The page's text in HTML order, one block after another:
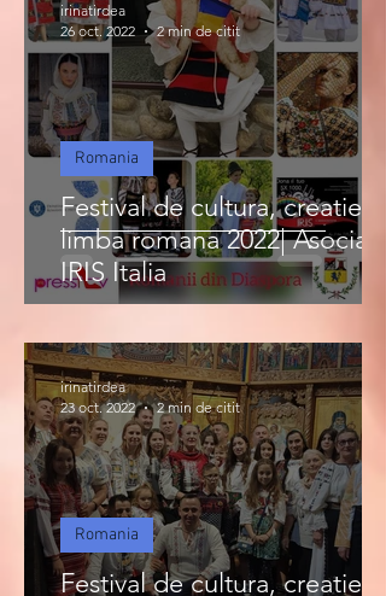
Festival de cultura, creatie si
limba romana 2022| Asociatia
IRIS Italia
Romania
irinatirdea
26 oct. 2022
2 min de citit
Festival de cultura, creatie si
Romania
irinatirdea
23 oct. 2022
2 min de citit